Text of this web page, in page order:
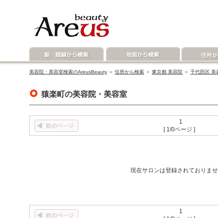
美容院・美容室検索のAreusBeauty ＞ 住所から検索 ＞ 東京都 美容院 ＞ 千代田区 美
猿楽町の美容院・美容室
1
[ 1/0ページ ]
現在サロンは登録されておりま
1